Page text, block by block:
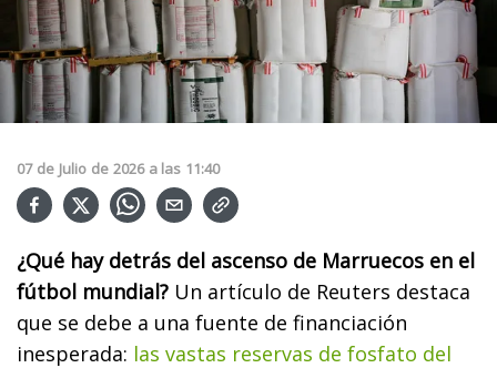
07 de Julio de 2026 a las 11:40
¿Qué hay detrás del ascenso de Marruecos en el
fútbol mundial? Un artículo de Reuters destaca
que se debe a una fuente de financiación
inesperada: las vastas reservas de fosfato del